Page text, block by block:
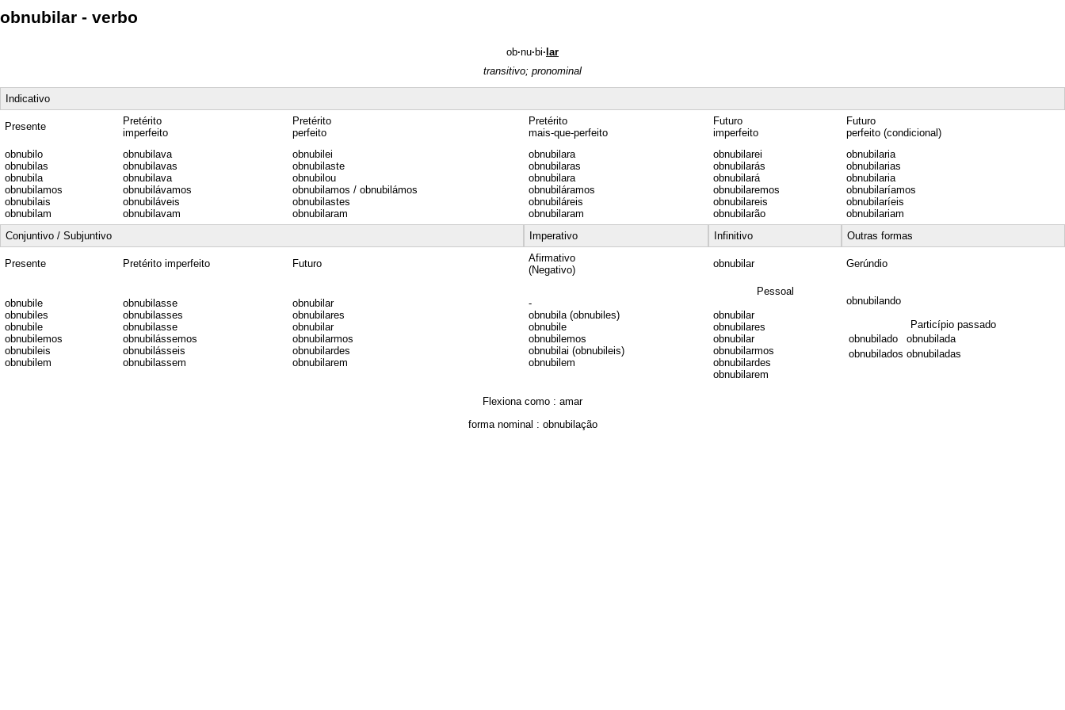
obnubilar - verbo
ob·nu· bi· lar
transitivo; pronominal
Indicativo
Presente
Pretérito
imperfeito
Pretérito
perfeito
Pretérito
mais-que-perfeito
Futuro
imperfeito
Futuro
perfeito (condicional)
obnubilo
obnubilas
obnubila
obnubilamos
obnubilais
obnubilam
obnubilava
obnubilavas
obnubilava
obnubilávamos
obnubiláveis
obnubilavam
obnubilei
obnubilaste
obnubilou
obnubilamos / obnubilámos
obnubilastes
obnubilaram
obnubilara
obnubilaras
obnubilara
obnubiláramos
obnubiláreis
obnubilaram
obnubilarei
obnubilarás
obnubilará
obnubilaremos
obnubilareis
obnubilarão
obnubilaria
obnubilarias
obnubilaria
obnubilaríamos
obnubilaríeis
obnubilariam
Conjuntivo / Subjuntivo
Imperativo Infinitivo Outras formas
Presente Pretérito imperfeito Futuro
Afirmativo
(Negativo)
obnubilar Gerúndio
obnubile
obnubiles
obnubile
obnubilemos
obnubileis
obnubilem
obnubilasse
obnubilasses
obnubilasse
obnubilássemos
obnubilásseis
obnubilassem
obnubilar
obnubilares
obnubilar
obnubilarmos
obnubilardes
obnubilarem
-
obnubila (obnubiles)
obnubile
obnubilemos
obnubilai (obnubileis)
obnubilem
Pessoal
obnubilar
obnubilares
obnubilar
obnubilarmos
obnubilardes
obnubilarem
obnubilando
Particípio passado
obnubilado
obnubilada
obnubilados obnubiladas
Flexiona como : amar
forma nominal : obnubilação